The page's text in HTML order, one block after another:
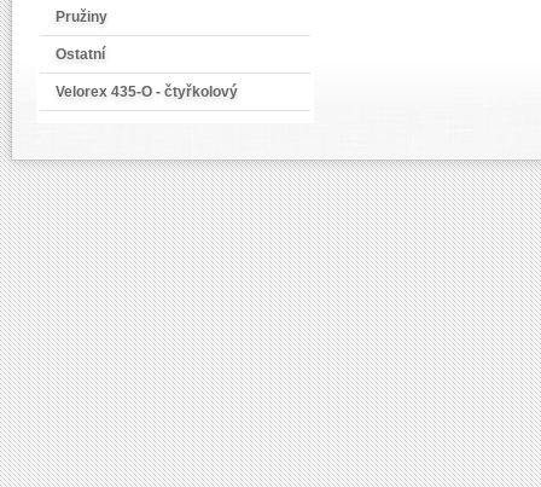
Pružiny
Ostatní
Velorex 435-O - čtyřkolový